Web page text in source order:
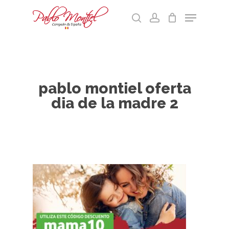
searchaccount
Menu
Cart
pablo montiel oferta
dia de la madre 2